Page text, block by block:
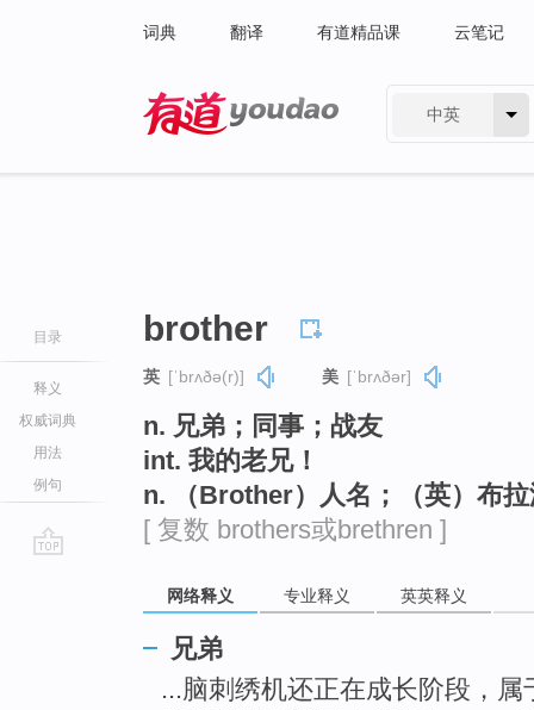
词典 翻译 有道精品课 云笔记
中英
目录
释义
权威词典
用法
例句
brother
英 [ˈbrʌðə(r)] 美 [ˈbrʌðər]
n. 兄弟；同事；战友
int. 我的老兄！
n. （Brother）人名；（英）布
[ 复数 brothers或brethren ]
网络释义 专业释义 英英释义
兄弟
...脑刺绣机还正在成长阶段，